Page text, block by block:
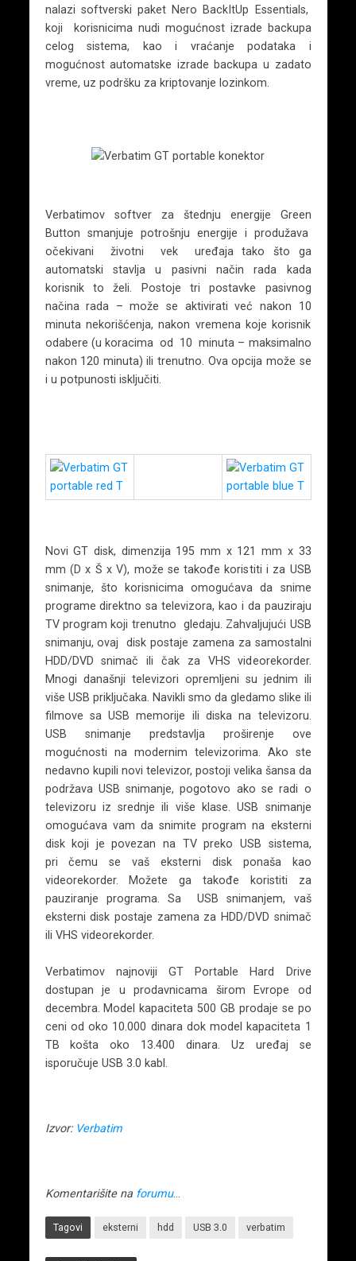
nalazi softverski paket Nero BackItUp Essentials,
koji korisnicima nudi mogućnost izrade backupa
celog sistema, kao i vraćanje podataka i
mogućnost automatske izrade backupa u zadato
vreme, uz podršku za kriptovanje lozinkom.
Verbatimov softver za štednju energije Green
Button smanjuje potrošnju energije i produžava
očekivani životni vek uređaja tako što ga
automatski stavlja u pasivni način rada kada
korisnik to želi. Postoje tri postavke pasivnog
načina rada – može se aktivirati već nakon 10
minuta nekorišćenja, nakon vremena koje korisnik
odabere (u koracima od 10 minuta – maksimalno
nakon 120 minuta) ili trenutno. Ova opcija može se
i u potpunosti isključiti.
Novi GT disk, dimenzija 195 mm x 121 mm x 33
mm (D x Š x V), može se takođe koristiti i za USB
snimanje, što korisnicima omogućava da snime
programe direktno sa televizora, kao i da pauziraju
TV program koji trenutno gledaju. Zahvaljujući USB
snimanju, ovaj disk postaje zamena za samostalni
HDD/DVD snimač ili čak za VHS videorekorder.
Mnogi današnji televizori opremljeni su jednim ili
više USB priključaka. Navikli smo da gledamo slike ili
filmove sa USB memorije ili diska na televizoru.
USB snimanje predstavlja proširenje ove
mogućnosti na modernim televizorima. Ako ste
nedavno kupili novi televizor, postoji velika šansa da
podržava USB snimanje, pogotovo ako se radi o
televizoru iz srednje ili više klase. USB snimanje
omogućava vam da snimite program na eksterni
disk koji je povezan na TV preko USB sistema,
pri čemu se vaš eksterni disk ponaša kao
videorekorder. Možete ga takođe koristiti za
pauziranje programa. Sa USB snimanjem, vaš
eksterni disk postaje zamena za HDD/DVD snimač
ili VHS videorekorder.
Verbatimov najnoviji GT Portable Hard Drive
dostupan je u prodavnicama širom Evrope od
decembra. Model kapaciteta 500 GB prodaje se po
ceni od oko 10.000 dinara dok model kapaciteta 1
TB košta oko 13.400 dinara. Uz uređaj se
isporučuje USB 3.0 kabl.
Izvor: Verbatim
Komentarišite na forumu…
Tagovi eksterni hdd USB 3.0 verbatim